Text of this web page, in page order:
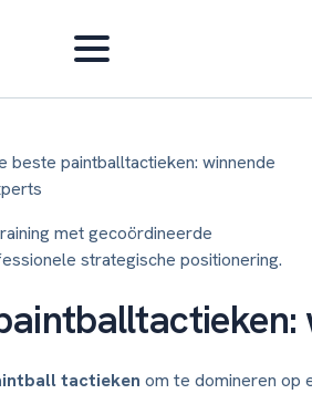
beste paintballtactieken: winnende
tactieken om te domineren op